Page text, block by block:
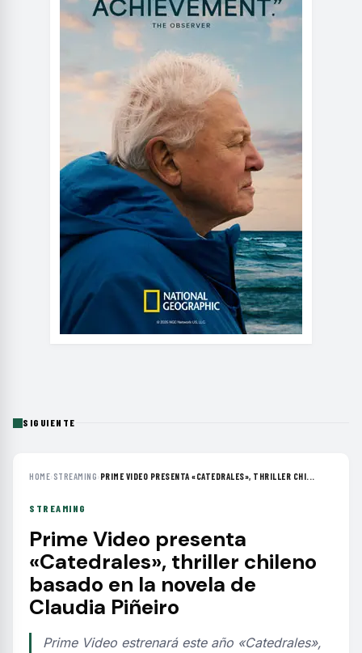
SIGUIENTE
HOME› STREAMING› PRIME VIDEO PRESENTA «CATEDRALES», THRILLER CHI...
STREAMING
Prime Video presenta
«Catedrales», thriller chileno
basado en la novela de
Claudia Piñeiro
Prime Video estrenará este año «Catedrales»,